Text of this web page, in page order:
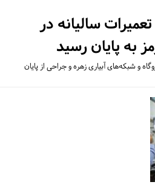
سالیانه در
به پایان رسید
و شبکه‌های آبیاری زهره و جراحی از پایان